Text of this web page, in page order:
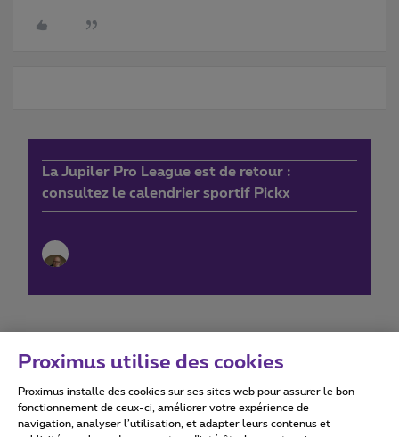
La Jupiler Pro League est de retour :
consultez le calendrier sportif Pickx
Conditions d'utilisation Accessibility statement
Proximus utilise des cookies
Proximus installe des cookies sur ses sites web pour assurer le bon
fonctionnement de ceux-ci, améliorer votre expérience de
navigation, analyser l’utilisation, et adapter leurs contenus et